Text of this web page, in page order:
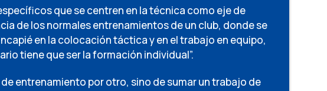
que se centren en la técnica como eje de
de los normales entrenamientos de un club, donde se
en la colocación táctica y en el trabajo en equipo,
tiene que ser la formación individual”.
entrenamiento por otro, sino de sumar un trabajo de